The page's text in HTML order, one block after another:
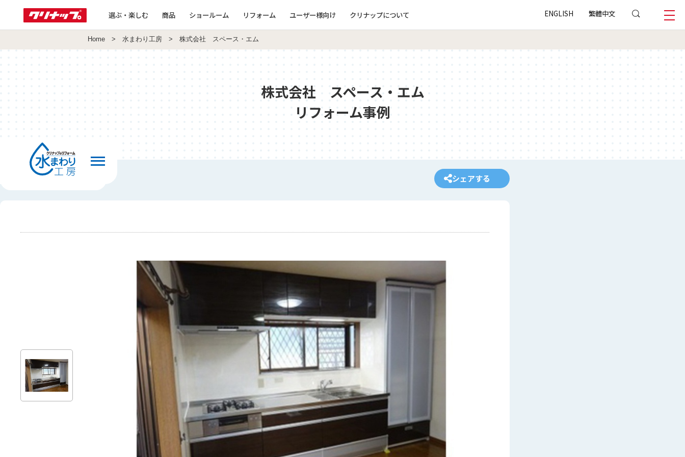
選ぶ・楽しむ 商品 ショールーム リフォーム ユーザー様向け クリナップについて ENGLISH 繁體中文
Home > 水まわり工房 > 株式会社 スペース・エム
株式会社 スペース・エム
リフォーム事例
前の画面へ戻る シェアする